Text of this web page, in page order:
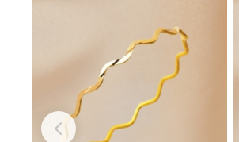
FAVORILERE EKLE